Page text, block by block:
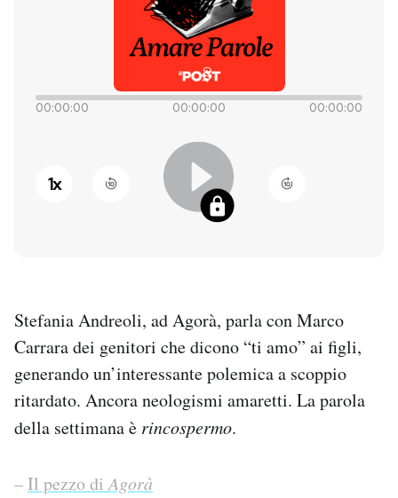
NEWSLETTER
AREA PERSONALE
Entra
00:00:00 00:00:00 00:00:00
1x
Stefania Andreoli, ad Agorà, parla con Marco
Carrara dei genitori che dicono “ti amo” ai figli,
generando un’interessante polemica a scoppio
ritardato. Ancora neologismi amaretti. La parola
della settimana è rincospermo.
–Il pezzo diAgorà